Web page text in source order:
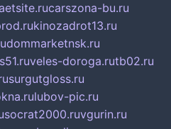
carszona-bu.ru
kinozadrot13.ru
dommarketnsk.ru
veles-doroga.rutb02.ru
surgutgloss.ru
lubov-pic.ru
socrat2000.ruvgurin.ru